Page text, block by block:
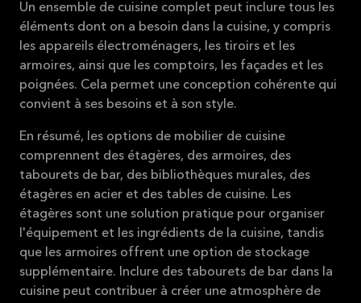
Un ensemble de cuisine complet peut inclure tous les
éléments dont on a besoin dans la cuisine, y compris
les appareils électroménagers, les tiroirs et les
armoires, ainsi que les comptoirs, les façades et les
poignées. Cela permet une conception cohérente qui
convient à ses besoins et à son style.
En résumé, les options de mobilier de cuisine
comprennent des étagères, des armoires, des
tabourets de bar, des bibliothèques murales, des
étagères en acier et des tables de cuisine. Les
étagères sont une solution pratique pour organiser
l'équipement et les ingrédients de la cuisine, tandis
que les armoires offrent une option de stockage
supplémentaire. Inclure des tabourets de bar dans la
cuisine peut contribuer à créer une atmosphère de